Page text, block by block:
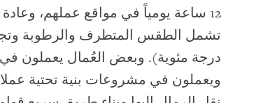
12 ساعة يومياً في مواقع عملهم،
درجة مئوية). وبعض العُمال يعملون
ويعملون في مشروعات بنية تحتية